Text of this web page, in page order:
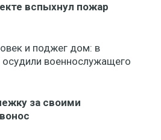
вспыхнул пожар
и поджег дом: в
военнослужащего
за своими